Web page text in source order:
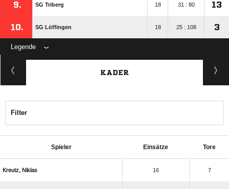
9. SG Triberg 18 31 : 80 13
10. SG Löffingen 18 25 : 108 3
Legende
KADER
Filter
Spieler Einsätze Tore
  16 7